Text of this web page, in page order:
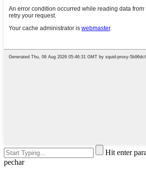
Hit enter
pechar